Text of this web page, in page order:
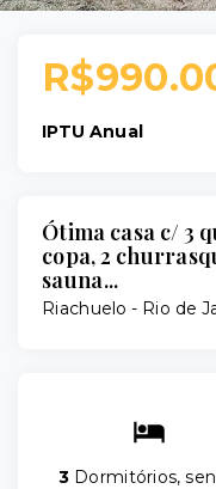
IPTU Anual
Ótima casa c/ 3
copa, 2
sauna...
Riachuelo - Rio de
3 Dormitórios,